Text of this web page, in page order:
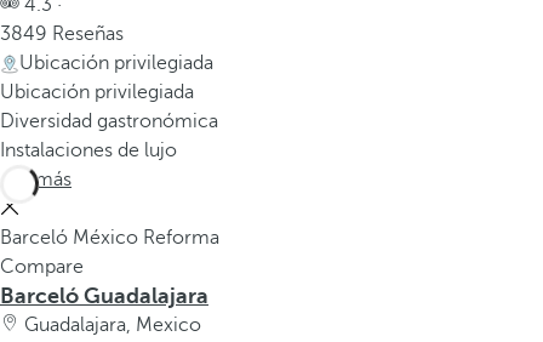
4.3 ·
3849 Reseñas
Ubicación privilegiada
Ubicación privilegiada
Diversidad gastronómica
Instalaciones de lujo
Ver más
Barceló México Reforma
Compare
Barceló Guadalajara
Guadalajara, Mexico